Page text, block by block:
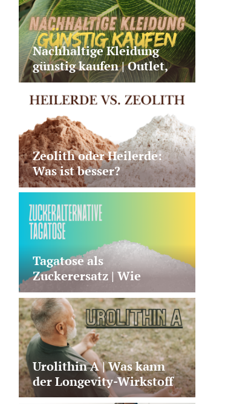
Nachhaltige Kleidung
günstig kaufen | Outlet,
Second Hand oder faire
Basics?
Zeolith oder Heilerde:
Was ist besser?
Tagatose als
Zuckerersatz | Wie
gesund ist der seltene
Zucker?
Urolithin A | Was kann
der Longevity-Wirkstoff
wirklich?